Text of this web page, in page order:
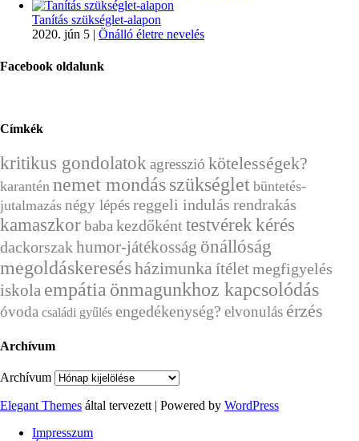
Tanítás szükséglet-alapon
2020. jún 5 | Önálló életre nevelés
Facebook oldalunk
Címkék
kritikus gondolatokagresszió kötelességek?
karantén nemet mondásszükséglet büntetés-
jutalmazás négy lépésreggeli indulás rendrakás
kamaszkorbabakezdőkénttestvérekkérés
dackorszakhumor-játékosság önállóság
megoldáskeresésházimunkaítéletmegfigyelés
iskola empátia önmagunkhoz kapcsolódás
óvoda családi gyűlés engedékenység? elvonulás érzés
Archívum
Archívum
Elegant Themes által tervezett | Powered by WordPress
Impresszum